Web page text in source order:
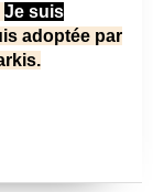
Je suis
adoptée par